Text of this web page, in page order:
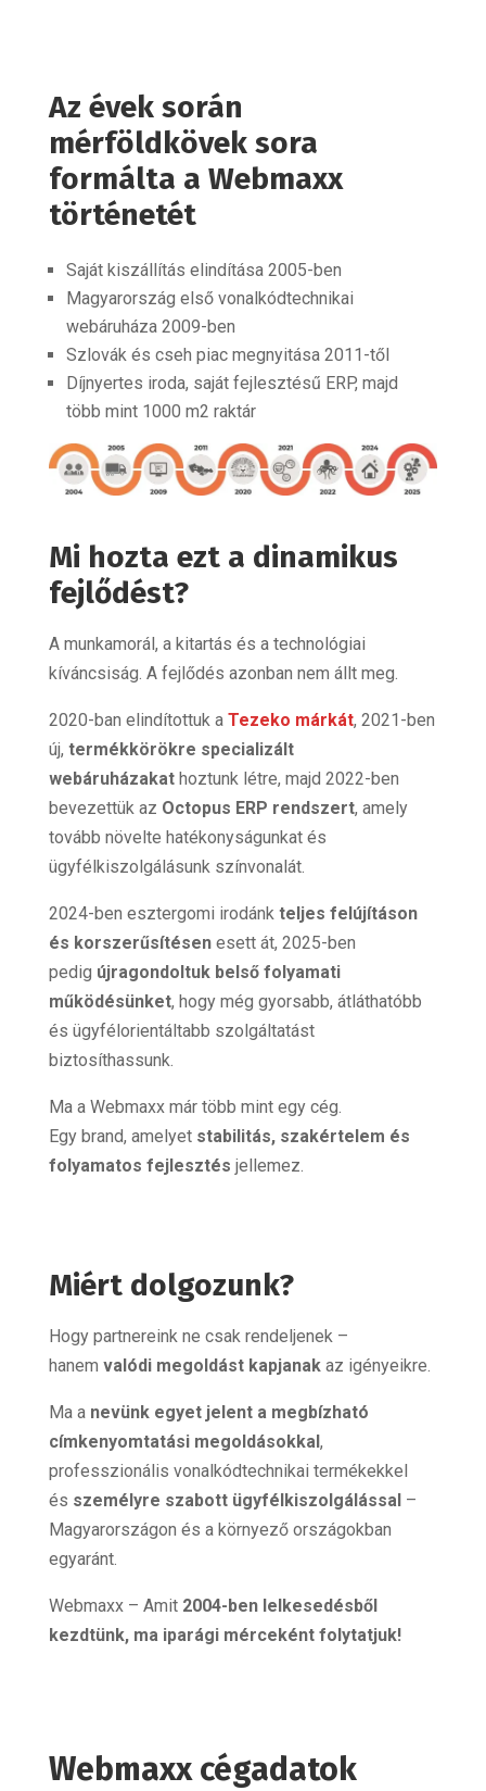
Az évek során
mérföldkövek sora
formálta a Webmaxx
történetét
Saját kiszállítás elindítása 2005-ben
Magyarország első vonalkódtechnikai
webáruháza 2009-ben
Szlovák és cseh piac megnyitása 2011-től
Díjnyertes iroda, saját fejlesztésű ERP, majd
több mint 1000 m2 raktár
Mi hozta ezt a dinamikus
fejlődést?
A munkamorál, a kitartás és a technológiai
kíváncsiság. A fejlődés azonban nem állt meg.
2020-ban elindítottuk a Tezeko márkát, 2021-ben
új, termékkörökre specializált
webáruházakathoztunk létre, majd 2022-ben
bevezettük az Octopus ERP rendszert, amely
tovább növelte hatékonyságunkat és
ügyfélkiszolgálásunk színvonalát.
2024-ben esztergomi irodánk teljes felújításon
és korszerűsítésenesett át, 2025-ben
pedig újragondoltuk belső folyamati
működésünket, hogy még gyorsabb, átláthatóbb
és ügyfélorientáltabb szolgáltatást
biztosíthassunk.
Ma a Webmaxx már több mint egy cég.
Egy brand, amelyet stabilitás, szakértelem és
folyamatos fejlesztés jellemez.
Miért dolgozunk?
Hogy partnereink ne csak rendeljenek –
hanem valódi megoldást kapjanakaz igényeikre.
Ma a nevünk egyet jelent a megbízható
címkenyomtatási megoldásokkal,
professzionális vonalkódtechnikai termékekkel
és személyre szabott ügyfélkiszolgálással–
Magyarországon és a környező országokban
egyaránt.
Webmaxx – Amit 2004-ben lelkesedésből
kezdtünk, ma iparági mérceként folytatjuk!
Webmaxx cégadatok